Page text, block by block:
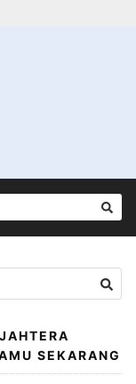
SEKARANG